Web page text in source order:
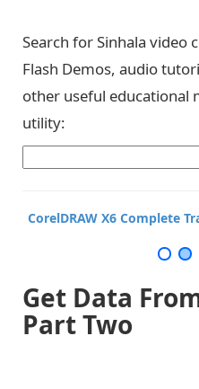
Search for Sinhala video
Flash Demos, audio
other useful educational
utility:
Get Data
Part Two